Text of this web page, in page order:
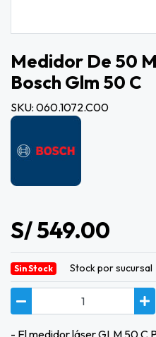
Medidor De 50
Bosch Glm 50 C
SKU: 060.1072.C00
S/ 549.00
Sin Stock Stock por sucursal